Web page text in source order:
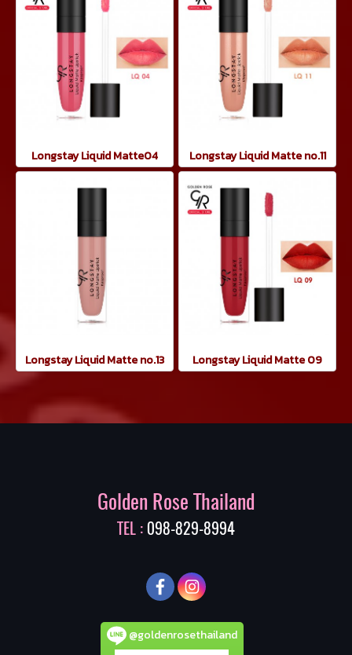
Longstay Liquid Matte04 Longstay Liquid Matte no.11
Longstay Liquid Matte no.13 Longstay Liquid Matte 09
Golden Rose Thailand
TEL : 098-829-8994
@goldenrosethailand